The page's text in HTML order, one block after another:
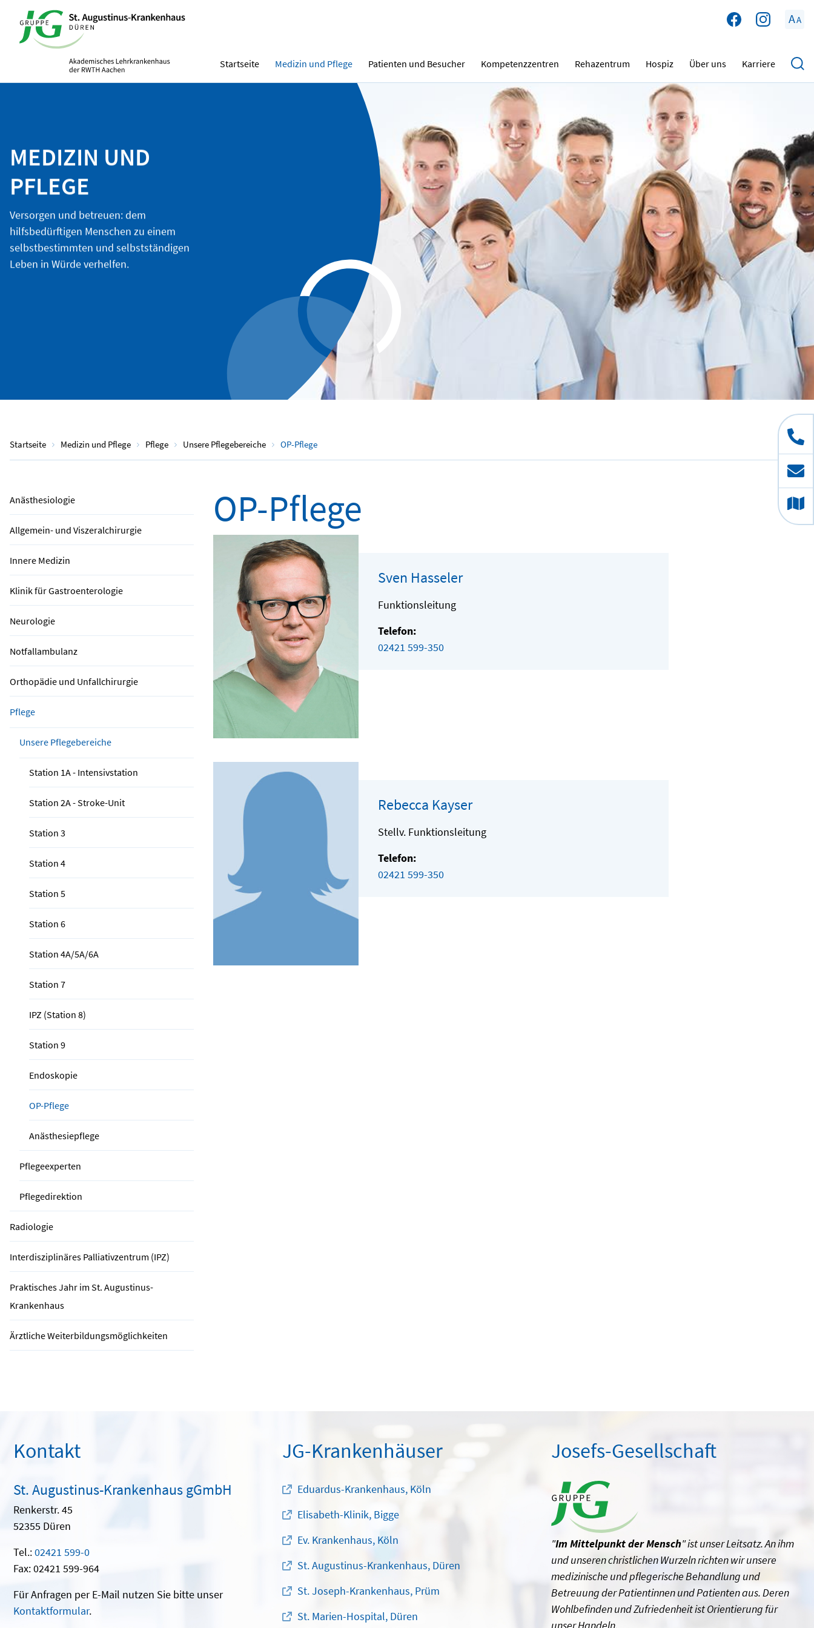
AA
Startseite Medizin und Pflege Patienten und Besucher Kompetenzzentren Rehazentrum Hospiz Über uns Karriere
MEDIZIN UND
PFLEGE
Versorgen und betreuen: dem
hilfsbedürftigen Menschen zu einem
selbstbestimmten und selbstständigen
Leben in Würde verhelfen.
Startseite Medizin und Pflege Pflege Unsere Pflegebereiche OP-Pflege
Anästhesiologie
Allgemein- und Viszeralchirurgie
Innere Medizin
Klinik für Gastroenterologie
Neurologie
Notfallambulanz
Orthopädie und Unfallchirurgie
Pflege
Unsere Pflegebereiche
Station 1A - Intensivstation
Station 2A - Stroke-Unit
Station 3
Station 4
Station 5
Station 6
Station 4A/5A/6A
Station 7
IPZ (Station 8)
Station 9
Endoskopie
OP-Pflege
Anästhesiepflege
Pflegeexperten
Pflegedirektion
Radiologie
Interdisziplinäres Palliativzentrum (IPZ)
Praktisches Jahr im St. Augustinus-
Krankenhaus
Ärztliche Weiterbildungsmöglichkeiten
OP-Pflege
Sven Hasseler
Funktionsleitung
Telefon:
02421 599-350
Rebecca Kayser
Stellv. Funktionsleitung
Telefon:
02421 599-350
Kontakt
St. Augustinus-Krankenhaus gGmbH
Renkerstr. 45
52355 Düren
Tel.:02421 599-0
Fax: 02421 599-964
Für Anfragen per E-Mail nutzen Sie bitte unser
Kontaktformular.
JG-Krankenhäuser
Eduardus-Krankenhaus, Köln
Elisabeth-Klinik, Bigge
Ev. Krankenhaus, Köln
St. Augustinus-Krankenhaus, Düren
St. Joseph-Krankenhaus, Prüm
St. Marien-Hospital, Düren
Josefs-Gesellschaft
"Im Mittelpunkt der Mensch" ist unser Leitsatz. An ihm
und unseren christlichen Wurzeln richten wir unsere
medizinische und pflegerische Behandlung und
Betreuung der Patientinnen und Patienten aus. Deren
Wohlbefinden und Zufriedenheit ist Orientierung für
unser Handeln.